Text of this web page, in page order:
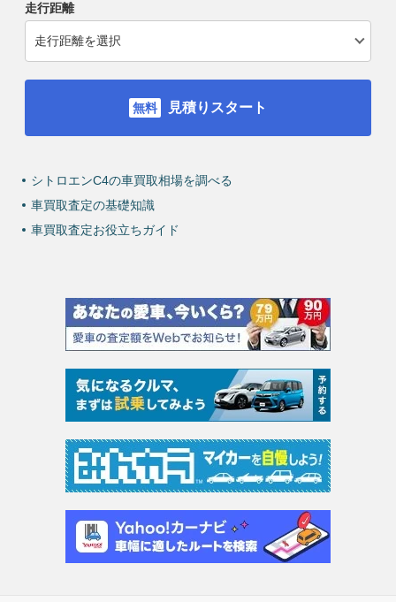
走行距離
見積りスタート
シトロエンC4の車買取相場を調べる
車買取査定の基礎知識
車買取査定お役立ちガイド